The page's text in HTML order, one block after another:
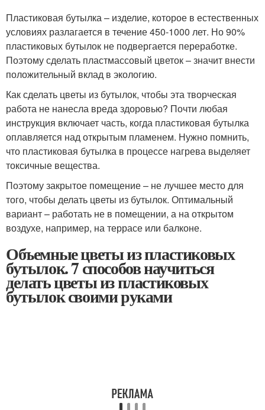
Пластиковая бутылка – изделие, которое в естественных
условиях разлагается в течение 450-1000 лет. Но 90%
пластиковых бутылок не подвергается переработке.
Поэтому сделать пластмассовый цветок – значит внести
положительный вклад в экологию.
Как сделать цветы из бутылок, чтобы эта творческая
работа не нанесла вреда здоровью? Почти любая
инструкция включает часть, когда пластиковая бутылка
оплавляется над открытым пламенем. Нужно помнить,
что пластиковая бутылка в процессе нагрева выделяет
токсичные вещества.
Поэтому закрытое помещение – не лучшее место для
того, чтобы делать цветы из бутылок. Оптимальный
вариант – работать не в помещении, а на открытом
воздухе, например, на террасе или балконе.
Объемные цветы из пластиковых
бутылок. 7 способов научиться
делать цветы из пластиковых
бутылок своими руками